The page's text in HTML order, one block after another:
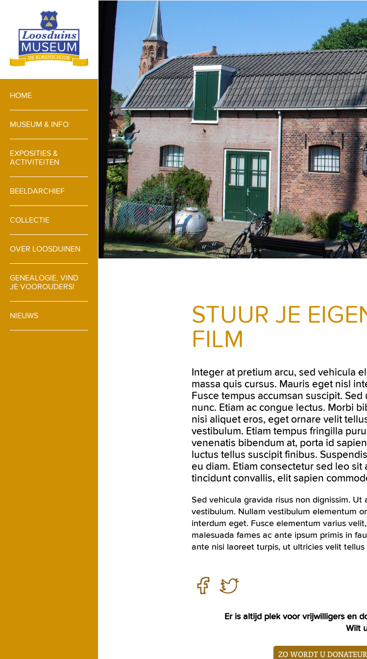
HOME
MUSEUM & INFO
EXPOSITIES &
ACTIVITEITEN
BEELDARCHIEF
COLLECTIE
OVER LOOSDUINEN
GENEALOGIE, VIND
JE VOOROUDERS!
NIEUWS
STUUR JE
FILM
Integer at pretium arcu, sed vehicula
massa quis cursus. Mauris eget nisl
Fusce tempus accumsan suscipit.
nunc. Etiam ac congue lectus. Morbi
nisi aliquet eros, eget ornare velit
vestibulum. Etiam tempus fringilla
venenatis bibendum at, porta id
luctus tellus suscipit finibus.
eu diam. Etiam consectetur sed leo
tincidunt convallis, elit sapien
Sed vehicula gravida risus non dignissim.
vestibulum. Nullam vestibulum elementum
interdum eget. Fusce elementum varius
malesuada fames ac ante ipsum primis in
ante nisi laoreet turpis, ut ultricies velit
Er is altijd plek voor vrijwilligers en
Wilt
ZO WORDT U DONATEUR